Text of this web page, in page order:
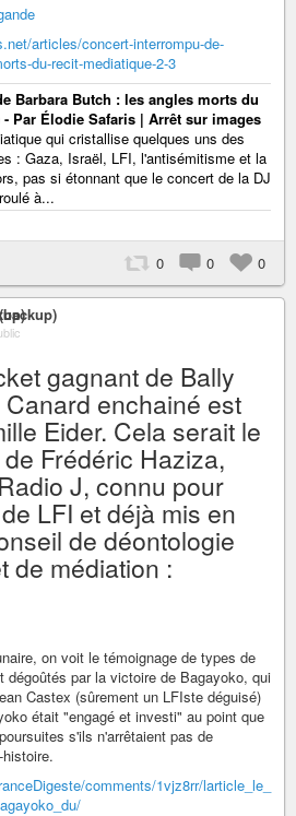
articles/concert-interrompu-de-
du-recit-mediatique-2-3
Barbara Butch : les angles morts du
Par Élodie Safaris | Arrêt sur images
qui cristallise quelques uns des
: Gaza, Israël, LFI, l'antisémitisme et la
pas si étonnant que le concert de la DJ
à...
0 0 0
gagnant de Bally
enchainé est
Eider. Cela serait le
Frédéric Haziza,
J, connu pour
LFI et déjà mis en
de déontologie
de médiation :
on voit le témoignage de types de
dégoûtés par la victoire de Bagayoko, qui
Castex (sûrement un LFIste déguisé)
était "engagé et investi" au point que
s'ils n'arrêtaient pas de
comments/1vjz8rr/larticle_le_